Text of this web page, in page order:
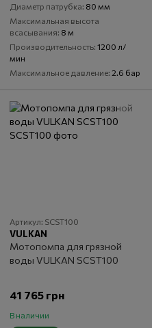
Диаметр патрубка 80 мм
Максимальная высота
всасывания 8 м
Производительность 1200 л/
мин
Максимальное давление 2.6 бар
Артикул: SCST100
VULKAN
Мотопомпа для грязной
воды VULKAN SCST100
41 765 грн
В наличии